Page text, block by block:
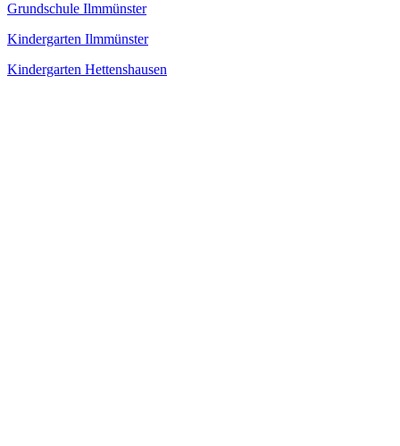
Grundschule Ilmmünster
Kindergarten Ilmmünster
Kindergarten Hettenshausen